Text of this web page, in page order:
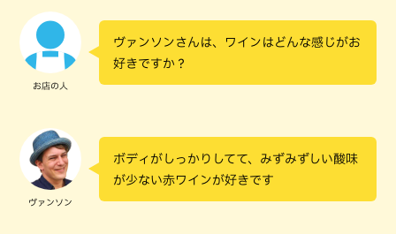
お店の人
ヴァンソンさんは、ワインはどんな感じがお
好きですか？
ヴァンソン
ボディがしっかりしてて、みずみずしい酸味
が少ない赤ワインが好きです